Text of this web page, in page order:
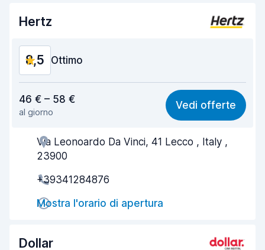
Hertz
8,5 Ottimo
8,3
Facile da trovare 8,2
Gentilezza degli agenti
Condizioni dell'auto 8,9
46 € – 58 €
al giorno
Vedi offerte
Via Leonoardo Da Vinci, 41 Lecco , Italy ,
23900
+39341284876
Mostra l'orario di apertura
Dollar